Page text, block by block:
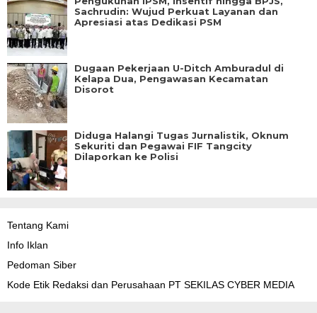
Sachrudin: Wujud Perkuat Layanan dan
Apresiasi atas Dedikasi PSM
Dugaan Pekerjaan U-Ditch Amburadul di
Kelapa Dua, Pengawasan Kecamatan
Disorot
Diduga Halangi Tugas Jurnalistik, Oknum
Sekuriti dan Pegawai FIF Tangcity
Dilaporkan ke Polisi
Tentang Kami
Info Iklan
Pedoman Siber
Kode Etik Redaksi dan Perusahaan PT SEKILAS CYBER MEDIA